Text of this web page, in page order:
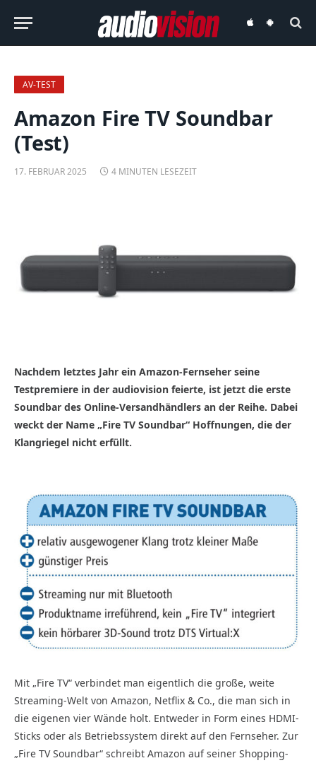
audiovisionaudiovision
AV-TEST
Amazon Fire TV Soundbar
(Test)
17. FEBRUAR 2025 4 MINUTEN LESEZEIT
Nachdem letztes Jahr ein Amazon-Fernseher seine
Testpremiere in der audiovision feierte, ist jetzt die erste
Soundbar des Online-Versandhändlers an der Reihe. Dabei
weckt der Name „Fire TV Soundbar“ Hoffnungen, die der
Klangriegel nicht erfüllt.
Mit „Fire TV“ verbindet man eigentlich die große, weite
Streaming-Welt von Amazon, Netflix & Co., die man sich in
die eigenen vier Wände holt. Entweder in Form eines HDMI-
Sticks oder als Betriebssystem direkt auf den Fernseher. Zur
„Fire TV Soundbar“ schreibt Amazon auf seiner Shopping-